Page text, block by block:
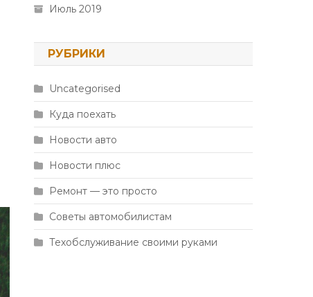
Июль 2019
РУБРИКИ
Uncategorised
Куда поехать
Новости авто
Новости плюс
Ремонт — это просто
Советы автомобилистам
Техобслуживание своими руками